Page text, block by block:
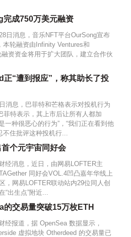
成750万美元融资
日消息，音乐NFT平台OurSong宣布
本轮融资由Infinity Ventures和
资资金将用于扩大团队，建立合作伙
“遭到报应”，称其助长了投
消息，巴菲特和芒格表示对投机行为
菲特表示，其上市后让所有人都加
一种很恶心的行为”，“我们正在看到他
不住批评这种投机行...
个元宇宙同好会
经消息，近日，由网易LOFTER主
同好会VOL.4凹凸嘉年华线上
，网易LOFTER联动站内29位同人创
“出生点”附近...
交易量突破15万枚ETH
经报道，据 OpenSea 数据显示，
虚拟地块 Otherdeed 的交易量已